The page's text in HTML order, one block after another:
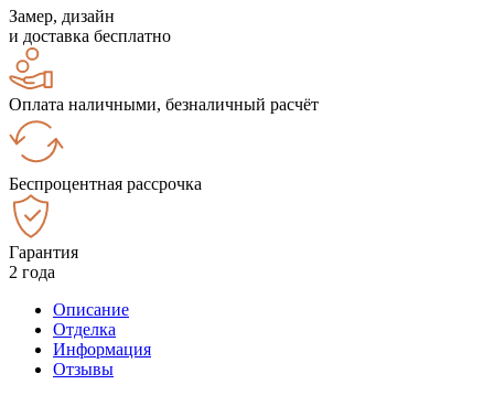
Замер, дизайн
и доставка бесплатно
Оплата наличными, безналичный расчёт
Беспроцентная рассрочка
Гарантия
2 года
Описание
Отделка
Информация
Отзывы